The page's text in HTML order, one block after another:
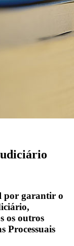
por garantir o
os outros
Processuais